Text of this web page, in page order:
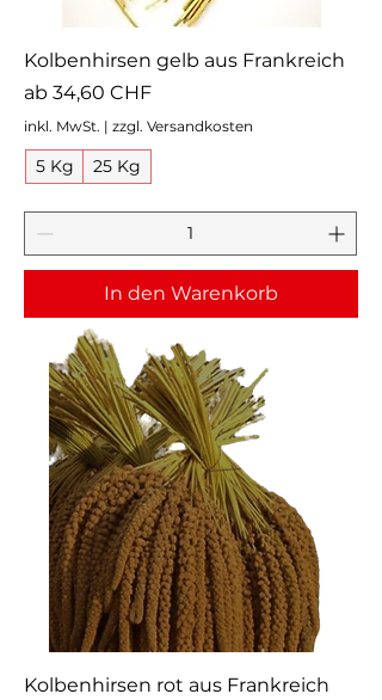
Kolbenhirsen gelb aus Frankreich
ab 34,60 CHF
Sale-Preis
inkl. MwSt. | zzgl. Versandkosten
5 Kg 25 Kg
In den Warenkorb
Kolbenhirsen rot aus Frankreich